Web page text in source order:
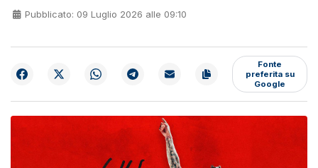
Pubblicato: 09 Luglio 2026 alle 09:10
Fonte
preferita su
Google